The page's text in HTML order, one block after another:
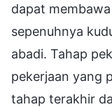
dapat
sepenuhnya
abadi. Tahap
pekerjaan yang
tahap terakhir